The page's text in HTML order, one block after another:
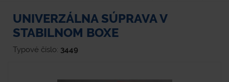
UNIVERZÁLNA SÚPRAVA V
STABILNOM BOXE
Typové číslo: 3449